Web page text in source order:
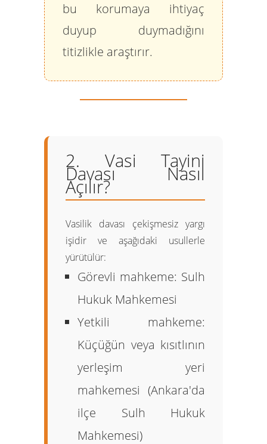
bu korumaya ihtiyaç
duyup duymadığını
titizlikle araştırır.
2. Vasi Tayini
Davası Nasıl
Açılır?
Vasilik davası çekişmesiz yargı
işidir ve aşağıdaki usullerle
yürütülür:
Görevli mahkeme: Sulh
Hukuk Mahkemesi
Yetkili mahkeme:
Küçüğün veya kısıtlının
yerleşim yeri
mahkemesi (Ankara'da
ilçe Sulh Hukuk
Mahkemesi)